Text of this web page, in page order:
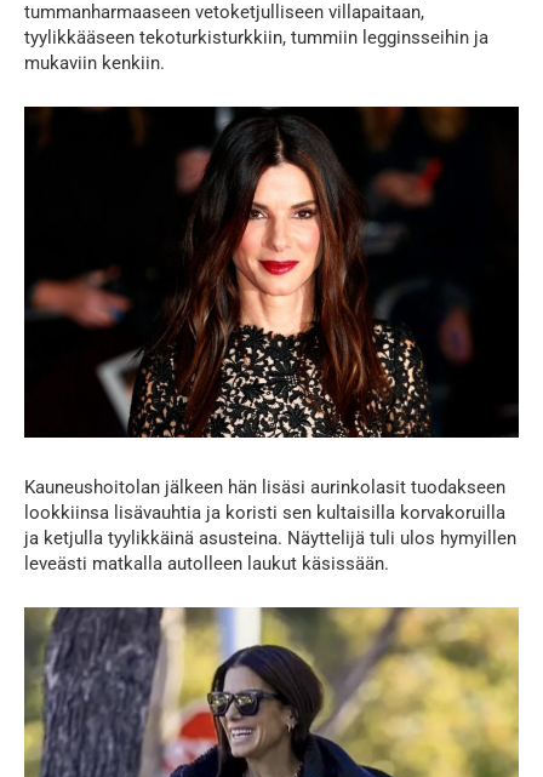
tummanharmaaseen vetoketjulliseen villapaitaan,
tyylikkääseen tekoturkisturkkiin, tummiin legginsseihin ja
mukaviin kenkiin.
Kauneushoitolan jälkeen hän lisäsi aurinkolasit tuodakseen
lookkiinsa lisävauhtia ja koristi sen kultaisilla korvakoruilla
ja ketjulla tyylikkäinä asusteina. Näyttelijä tuli ulos hymyillen
leveästi matkalla autolleen laukut käsissään.